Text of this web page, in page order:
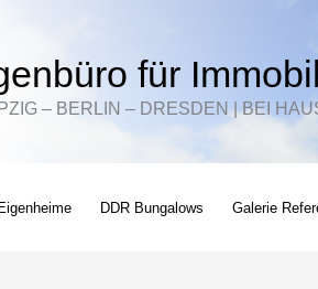
für
– BERLIN – DRESDEN | BEI
DDR Bungalows Galerie